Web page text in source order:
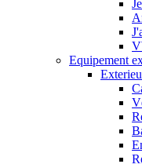
Equipement